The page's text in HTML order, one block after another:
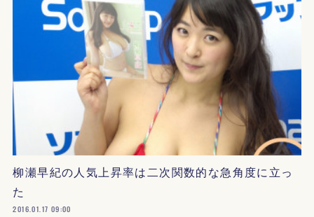
柳瀬早紀の人気上昇率は二次関数的な急角度に立っ
た
2016.01.17 09:00